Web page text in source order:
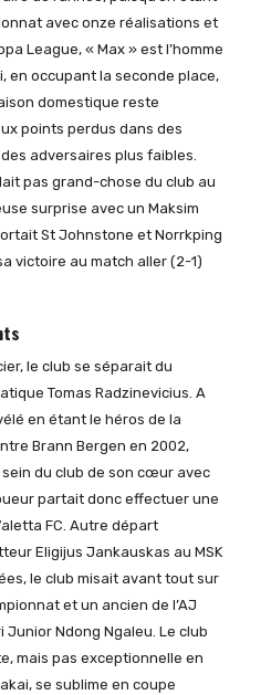
avec onze réalisations et
League, « Max » est l’homme
en occupant la seconde place,
domestique reste
points perdus dans des
adversaires plus faibles.
pas grand-chose du club au
surprise avec un Maksim
St Johnstone et Norrkping
victoire au match aller (2-1)
le club se séparait du
Tomas Radzinevicius. A
en étant le héros de la
Brann Bergen en 2002,
du club de son cœur avec
partait donc effectuer une
FC. Autre départ
Eligijus Jankauskas au MSK
le club misait avant tout sur
et un ancien de l’AJ
Junior Ndong Ngaleu. Le club
mais pas exceptionnelle en
se sublime en coupe